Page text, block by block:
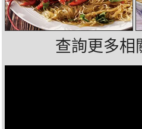
查詢更多相